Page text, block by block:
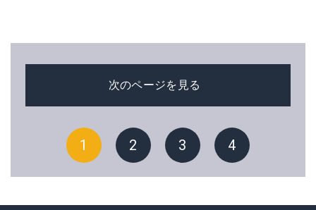
次のページを見る
1 2 3 4